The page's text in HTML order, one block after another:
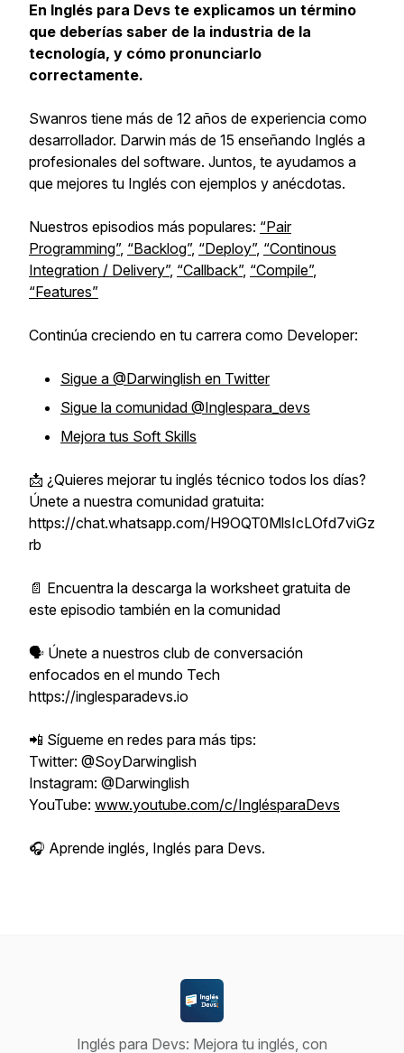
En Inglés para Devs te explicamos un término
que deberías saber de la industria de la
tecnología, y cómo pronunciarlo
correctamente.
Swanros tiene más de 12 años de experiencia como
desarrollador. Darwin más de 15 enseñando Inglés a
profesionales del software. Juntos, te ayudamos a
que mejores tu Inglés con ejemplos y anécdotas.
Nuestros episodios más populares: “Pair
Programming”, “Backlog”, “Deploy”, “Continous
Integration / Delivery”, “Callback”, “Compile”,
“Features”
Continúa creciendo en tu carrera como Developer:
Sigue a @Darwinglish en Twitter
Sigue la comunidad @Inglespara_devs
Mejora tus Soft Skills
📩 ¿Quieres mejorar tu inglés técnico todos los días?
Únete a nuestra comunidad gratuita:
https://chat.whatsapp.com/H9OQT0MlsIcLOfd7viGz
rb
📄 Encuentra la descarga la worksheet gratuita de
este episodio también en la comunidad
🗣️ Únete a nuestros club de conversación
enfocados en el mundo Tech
https://inglesparadevs.io
📲 Sígueme en redes para más tips:
Twitter: @SoyDarwinglish
Instagram: @Darwinglish
YouTube: www.youtube.com/c/InglésparaDevs
🎧 Aprende inglés, Inglés para Devs.
Inglés para Devs: Mejora tu inglés, con